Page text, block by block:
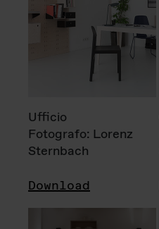
Ufficio
Fotografo: Lorenz
Sternbach
Download